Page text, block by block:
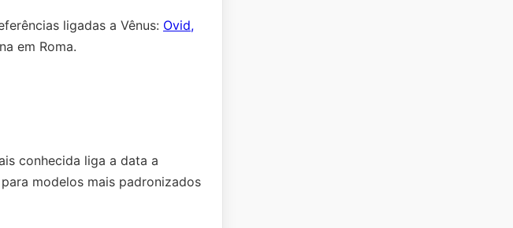
ligadas a Vênus: Ovid,
em Roma.
conhecida liga a data a
modelos mais padronizados